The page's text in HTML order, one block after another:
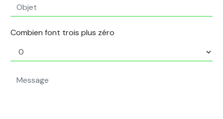
Combien font trois plus zéro